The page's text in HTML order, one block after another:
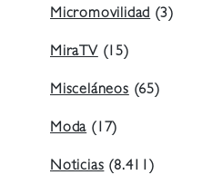
Micromovilidad (3)
MiraTV (15)
Misceláneos (65)
Moda (17)
Noticias (8.411)